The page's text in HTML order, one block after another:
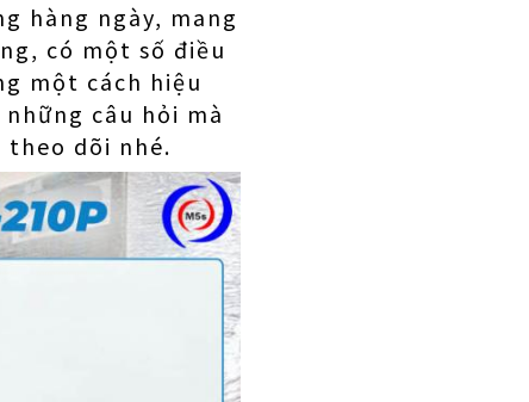
hàng ngày, mang
có một số điều
một cách hiệu
câu hỏi mà
theo dõi nhé.